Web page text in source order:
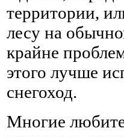
территории,
лесу на
крайне
этого лучше
снегоход.
Многие